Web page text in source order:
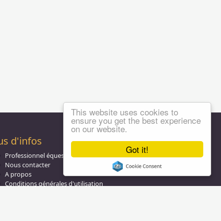
Got it!
This website uses cookies to
ensure you get the best experience
on our website.
d'infos
Professionnel équestre, Inscrivez-vous !
Nous contacter
A propos
Conditions générales d'utilisation